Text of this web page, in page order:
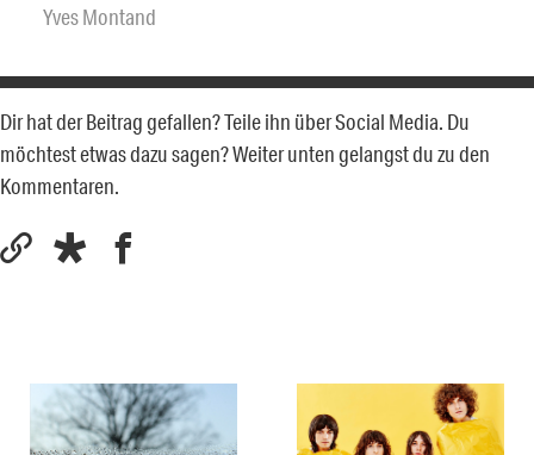
Yves Montand
Dir hat der Beitrag gefallen? Teile ihn über Social Media. Du
möchtest etwas dazu sagen? Weiter unten gelangst du zu den
Kommentaren.